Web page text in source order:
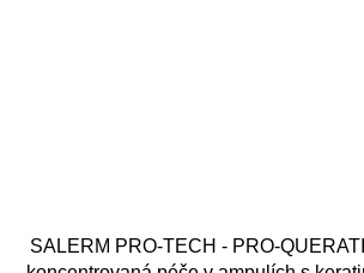
SALERM PRO-TECH - PRO-